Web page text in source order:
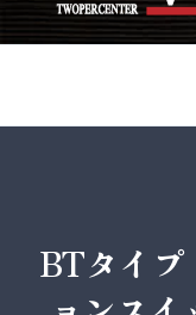
BTタイプ